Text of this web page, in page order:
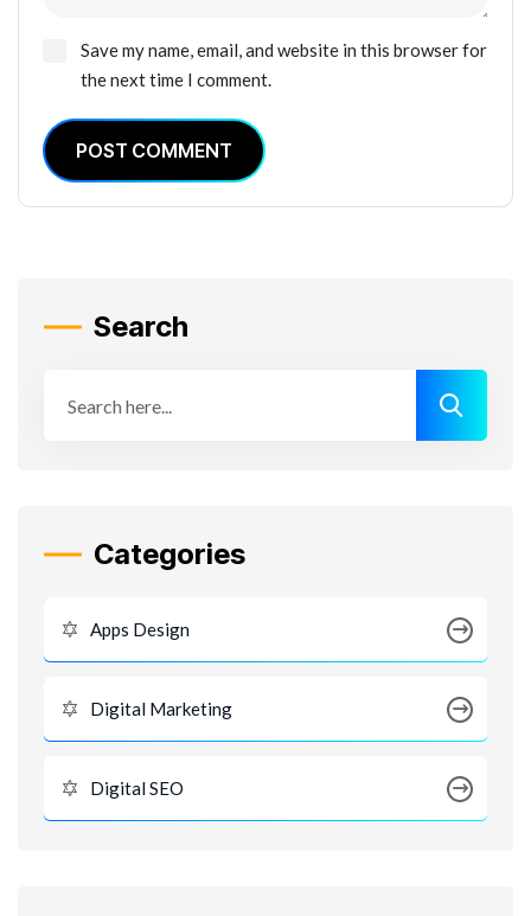
Save my name, email, and website in this browser for
the next time I comment.
POST COMMENT
Search
Categories
Apps Design
Digital Marketing
Digital SEO